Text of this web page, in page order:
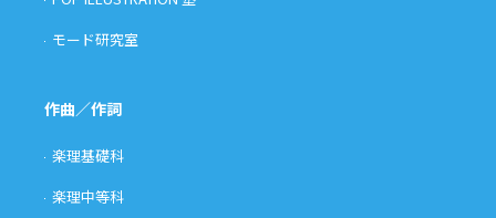
モード研究室
作曲／作詞
楽理基礎科
楽理中等科